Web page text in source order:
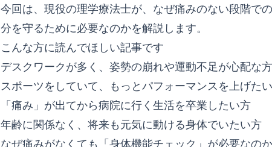
今回は、現役の理学療法士が、なぜ痛みのない段階で
分を守るために必要なのかを解説します。
こんな方に読んでほしい記事です
デスクワークが多く、姿勢の崩れや運動不足が心配な方
スポーツをしていて、もっとパフォーマンスを上げた
「痛み」が出てから病院に行く生活を卒業したい方
年齢に関係なく、将来も元気に動ける身体でいたい方
なぜ痛みがなくても「身体機能チェック」が必要なの